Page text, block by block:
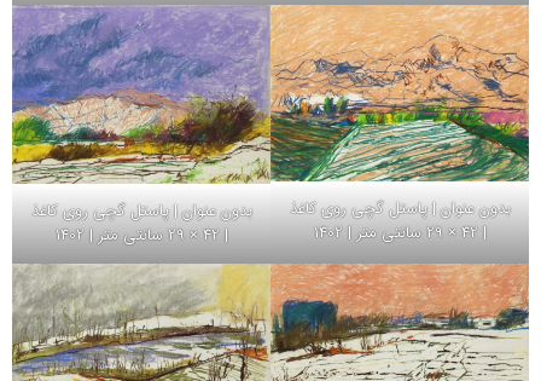
بدون عنوان | پاستل گچی روی کاغذ
| 42 × 29 سانتی متر | 1402
بدون عنوان | پاستل گچی روی کاغذ
| 42 × 29 سانتی متر | 1402